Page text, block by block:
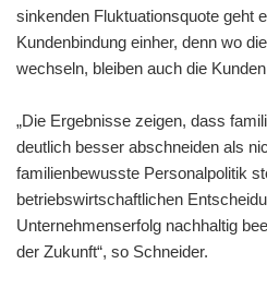
sinkenden Fluktuationsquote geht
Kundenbindung einher, denn wo
wechseln, bleiben auch die
„Die Ergebnisse zeigen, dass
deutlich besser abschneiden als
familienbewusste Personalpolitik
betriebswirtschaftlichen
Unternehmenserfolg nachhaltig
der Zukunft“, so Schneider.